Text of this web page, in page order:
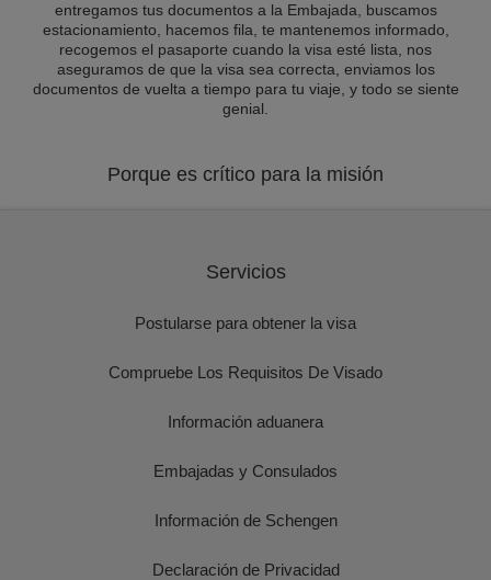
entregamos tus documentos a la Embajada, buscamos
estacionamiento, hacemos fila, te mantenemos informado,
recogemos el pasaporte cuando la visa esté lista, nos
aseguramos de que la visa sea correcta, enviamos los
documentos de vuelta a tiempo para tu viaje, y todo se siente
genial.
Porque es crítico para la misión
Servicios
Postularse para obtener la visa
Compruebe Los Requisitos De Visado
Información aduanera
Embajadas y Consulados
Información de Schengen
Declaración de Privacidad